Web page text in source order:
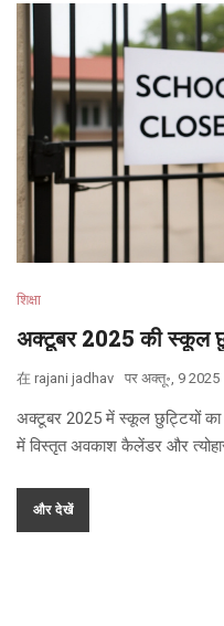
शिक्षा
अक्टूबर 2025 की स्कूल
在 rajani jadhav पर अक्तू॰, 9 2025
अक्टूबर 2025 में स्कूल छुट्टियों का
में विस्तृत अवकाश कैलेंडर और
और देखें